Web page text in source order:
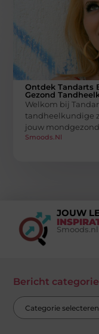
Ontdek Tandarts
Gezond
Welkom bij
tandheelkundige
jouw
Smoods.nl
JOUW
Smoods.nl
Bericht categorie